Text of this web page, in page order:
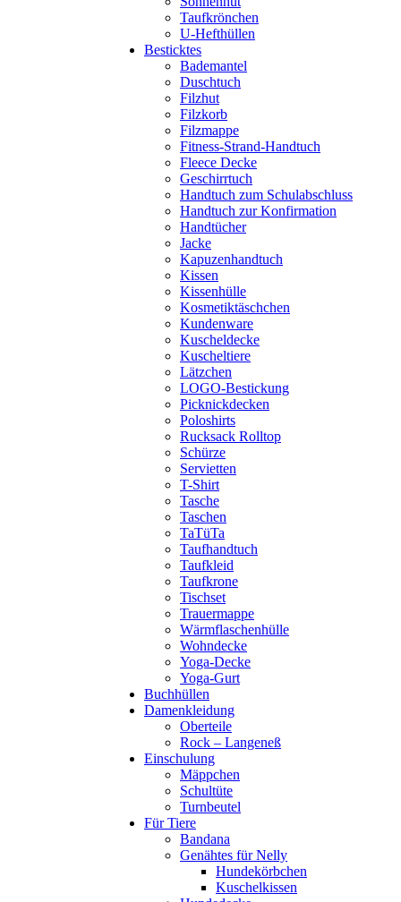
Taufkrönchen
U-Hefthüllen
Besticktes
Bademantel
Duschtuch
Filzhut
Filzkorb
Filzmappe
Fitness-Strand-Handtuch
Fleece Decke
Geschirrtuch
Handtuch zum Schulabschluss
Handtuch zur Konfirmation
Handtücher
Jacke
Kapuzenhandtuch
Kissen
Kissenhülle
Kosmetiktäschchen
Kundenware
Kuscheldecke
Kuscheltiere
Lätzchen
LOGO-Bestickung
Picknickdecken
Poloshirts
Rucksack Rolltop
Schürze
Servietten
T-Shirt
Tasche
Taschen
TaTüTa
Taufhandtuch
Taufkleid
Taufkrone
Tischset
Trauermappe
Wärmflaschenhülle
Wohndecke
Yoga-Decke
Yoga-Gurt
Buchhüllen
Damenkleidung
Oberteile
Rock – Langeneß
Einschulung
Mäppchen
Schultüte
Turnbeutel
Für Tiere
Bandana
Genähtes für Nelly
Hundekörbchen
Kuschelkissen